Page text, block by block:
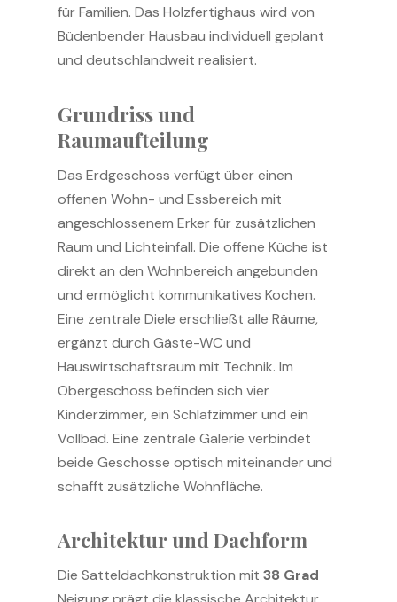
für Familien. Das Holzfertighaus wird von
Büdenbender Hausbau individuell geplant
und deutschlandweit realisiert.
Grundriss und
Raumaufteilung
Das Erdgeschoss verfügt über einen
offenen Wohn- und Essbereich mit
angeschlossenem Erker für zusätzlichen
Raum und Lichteinfall. Die offene Küche ist
direkt an den Wohnbereich angebunden
und ermöglicht kommunikatives Kochen.
Eine zentrale Diele erschließt alle Räume,
ergänzt durch Gäste-WC und
Hauswirtschaftsraum mit Technik. Im
Obergeschoss befinden sich vier
Kinderzimmer, ein Schlafzimmer und ein
Vollbad. Eine zentrale Galerie verbindet
beide Geschosse optisch miteinander und
schafft zusätzliche Wohnfläche.
Architektur und Dachform
Die Satteldachkonstruktion mit 38 Grad